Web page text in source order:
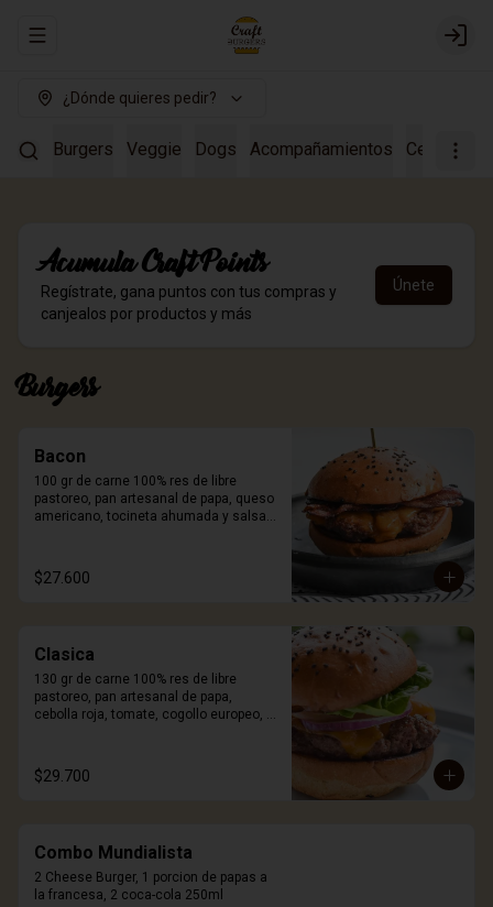
Abrir menu de navegación Login
¿Dónde quieres pedir?
Burgers Veggie Dogs Acompañamientos Cervezas
AcumulaCraft Points
Regístrate, gana puntos con tus compras y
canjealos por productos y más
Únete
Burgers
Bacon
100 gr de carne 100% res de libre
pastoreo, pan artesanal de papa, queso
americano, tocineta ahumada y salsa
$27.600
Clasica
130 gr de carne 100% res de libre
pastoreo, pan artesanal de papa,
cebolla roja, tomate, cogollo europeo,
$29.700
Combo Mundialista
2 Cheese Burger, 1 porcion de papas a
la francesa, 2 coca-cola 250ml